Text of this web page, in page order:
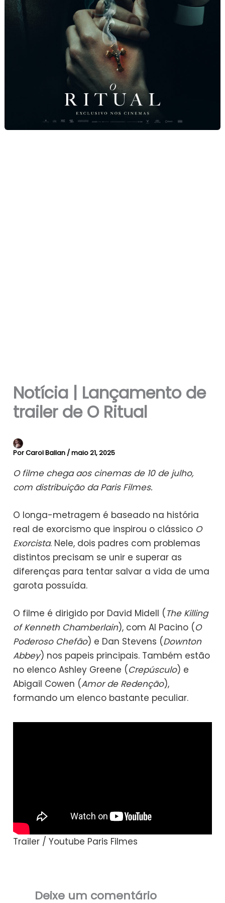
Notícia | Lançamento de
trailer de O Ritual
PorCarol Ballan /maio 21, 2025
O filme chega aos cinemas de 10 de julho,
com distribuição da Paris Filmes.
O longa-metragem é baseado na história
real de exorcismo que inspirou o clássico O
Exorcista. Nele, dois padres com problemas
distintos precisam se unir e superar as
diferenças para tentar salvar a vida de uma
garota possuída.
O filme é dirigido por David Midell ( The Killing
of Kenneth Chamberlain), com Al Pacino (O
Poderoso Chefão) e Dan Stevens (Downton
Abbey) nos papeis principais. Também estão
no elenco Ashley Greene (Crepúsculo) e
Abigail Cowen (Amor de Redenção),
formando um elenco bastante peculiar.
Trailer / Youtube Paris Filmes
Deixe um comentário